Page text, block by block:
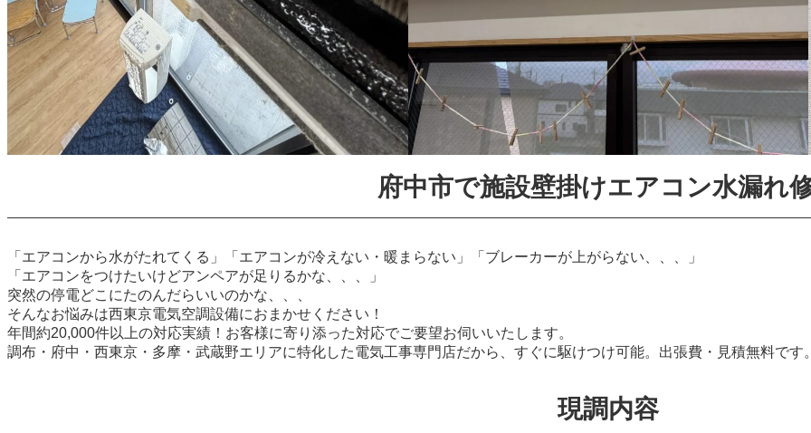
府中市で施設壁掛けエアコン水漏れ
「エアコンから水がたれてくる」「エアコンが冷えない・暖まらない」「ブレーカーが上がらない、、、」
「エアコンをつけたいけどアンペアが足りるかな、、、」
突然の停電どこにたのんだらいいのかな、、、
そんなお悩みは西東京電気空調設備におまかせください！
年間約20,000件以上の対応実績！お客様に寄り添った対応でご要望お伺いいたします。
調布・府中・西東京・多摩・武蔵野エリアに特化した電気工事専門店だから、すぐに駆けつけ可能。出張費・見積無料です
現調内容